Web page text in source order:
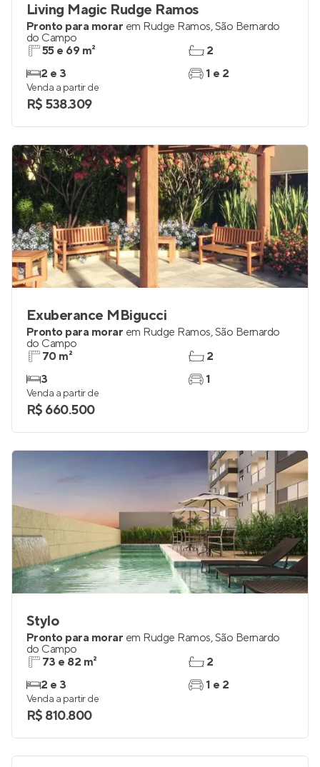
Living Magic Rudge Ramos
Pronto para morar em Rudge Ramos,São Bernardo
do Campo
55 e 69 m²
2 e 3
2
1 e 2
Venda a partir de
R$ 538.309
Exuberance MBigucci
Pronto para morar em Rudge Ramos,São Bernardo
do Campo
70 m²
3
2
1
Venda a partir de
R$ 660.500
Stylo
Pronto para morar em Rudge Ramos,São Bernardo
do Campo
73 e 82 m²
2 e 3
2
1 e 2
Venda a partir de
R$ 810.800